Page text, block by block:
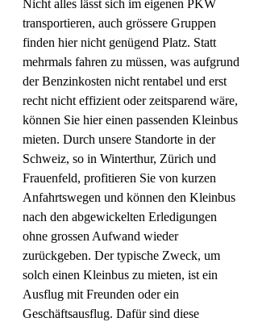
Nicht alles lässt sich im eigenen PKW
transportieren, auch grössere Gruppen
finden hier nicht genügend Platz. Statt
mehrmals fahren zu müssen, was aufgrund
der Benzinkosten nicht rentabel und erst
recht nicht effizient oder zeitsparend wäre,
können Sie hier einen passenden Kleinbus
mieten. Durch unsere Standorte in der
Schweiz, so in Winterthur, Zürich und
Frauenfeld, profitieren Sie von kurzen
Anfahrtswegen und können den Kleinbus
nach den abgewickelten Erledigungen
ohne grossen Aufwand wieder
zurückgeben. Der typische Zweck, um
solch einen Kleinbus zu mieten, ist ein
Ausflug mit Freunden oder ein
Geschäftsausflug. Dafür sind diese